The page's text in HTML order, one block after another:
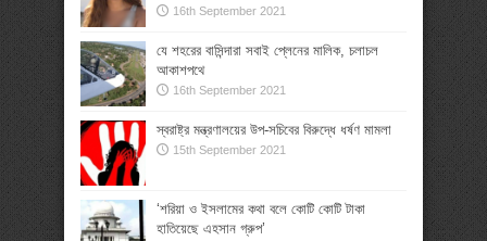
16th September 2021
যে শহরের বাসিন্দারা সবাই প্লেনের মালিক, চলাচল
আকাশপথে
16th September 2021
স্বরাষ্ট্র মন্ত্রণালয়ের উপ-সচিবের বিরুদ্ধে ধর্ষণ মামলা
15th September 2021
‘শরিয়া ও ইসলামের কথা বলে কোটি কোটি টাকা
হাতিয়েছে এহসান গ্রুপ’